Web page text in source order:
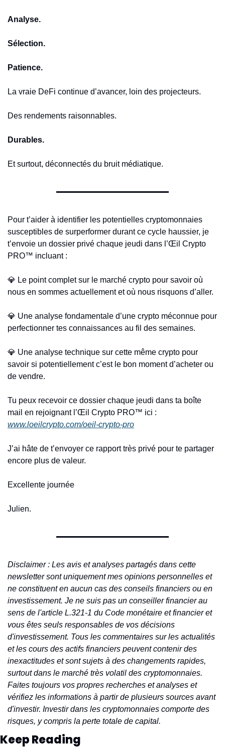
Analyse.
Sélection.
Patience.
La vraie DeFi continue d’avancer, loin des projecteurs.
Des rendements raisonnables.
Durables.
Et surtout, déconnectés du bruit médiatique.
Pour t’aider à identifier les potentielles cryptomonnaies
susceptibles de surperformer durant ce cycle haussier, je
t’envoie un dossier privé chaque jeudi dans l’Œil Crypto
PRO™ incluant :
💎 Le point complet sur le marché crypto pour savoir où
nous en sommes actuellement et où nous risquons d’aller.
💎 Une analyse fondamentale d’une crypto méconnue pour
perfectionner tes connaissances au fil des semaines.
💎 Une analyse technique sur cette même crypto pour
savoir si potentiellement c’est le bon moment d’acheter ou
de vendre.
Tu peux recevoir ce dossier chaque jeudi dans ta boîte
www.loeilcrypto.com/oeil-crypto-pro
J’ai hâte de t’envoyer ce rapport très privé pour te partager
encore plus de valeur.
Excellente journée
Julien.
Disclaimer : Les avis et analyses partagés dans cette
newsletter sont uniquement mes opinions personnelles et
ne constituent en aucun cas des conseils financiers ou en
investissement. Je ne suis pas un conseiller financier au
sens de l'article L.321-1 du Code monétaire et financier et
vous êtes seuls responsables de vos décisions
d'investissement. Tous les commentaires sur les actualités
et les cours des actifs financiers peuvent contenir des
inexactitudes et sont sujets à des changements rapides,
surtout dans le marché très volatil des cryptomonnaies.
Faites toujours vos propres recherches et analyses et
vérifiez les informations à partir de plusieurs sources avant
d'investir. Investir dans les cryptomonnaies comporte des
risques, y compris la perte totale de capital.
Keep Reading